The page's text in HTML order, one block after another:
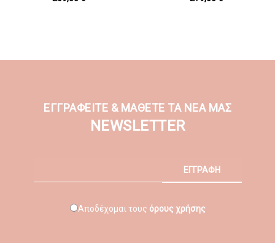
ΕΓΓΡΑΦΕΙΤΕ & ΜΑΘΕΤΕ ΤΑ ΝΕΑ ΜΑΣ
NEWSLETTER
ΕΓΓΡΑΦΗ
Αποδέχομαι τους όρους χρήσης